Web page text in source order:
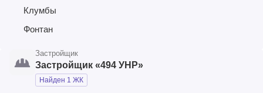
Клумбы
Фонтан
Застройщик
Застройщик «494 УНР»
Найден 1 ЖК